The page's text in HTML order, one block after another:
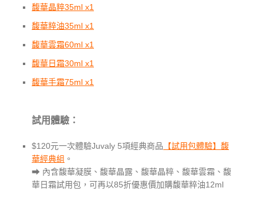
馥華晶粹35ml x1
馥華粹油35ml x1
馥華雲霜60ml x1
馥華日霜30ml x1
馥華手霜75ml x1
試用體驗：
$120元一次體驗Juvaly 5項經典商品 【試用包體驗】馥
華經典組 。
⮕ 內含馥華凝膜、馥華晶露、馥華晶粹、馥華雲霜、馥
華日霜試用包，可再以85折優惠價加購馥華粹油12ml